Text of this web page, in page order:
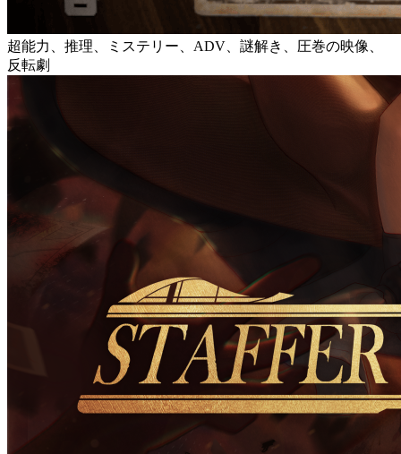
超能力、推理、ミステリー、ADV、謎解き、圧巻の映像、
反転劇